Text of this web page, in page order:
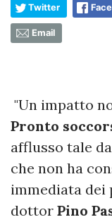
Twitter
Email
"Un impatto
Pronto
afflusso tale
che non ha
immediata dei
dottor Pino